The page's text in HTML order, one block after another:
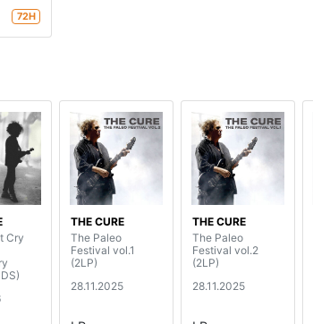
72H
Cry
THE CURE
The Paleo
Festival vol.1
(2LP)
28.11.2025
THE CURE
The Paleo
Festival vol.2
(2LP)
28.11.2025